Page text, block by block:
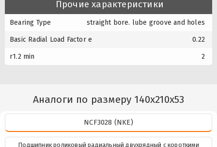
Прочие характеристики
Bearing Type straight bore. lube groove and holes
Basic Radial Load Factor e 0.22
r1.2 min 2
Аналоги по размеру 140x210x53
NCF3028 (NKE)
Подшипник роликовый радиальный двухрядный с короткими